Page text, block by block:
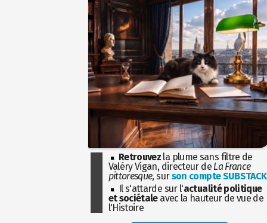
Retrouvez la plume sans filtre de
Valéry Vigan, directeur de La France
pittoresque, surson compte SUBSTACK
Il s'attarde sur l'actualité politique
et sociétaleavec la hauteur de vue de
l'Histoire